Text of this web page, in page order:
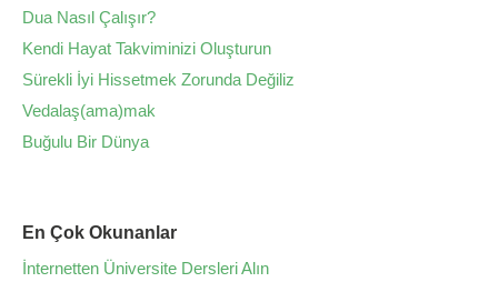
Dua Nasıl Çalışır?
Kendi Hayat Takviminizi Oluşturun
Sürekli İyi Hissetmek Zorunda Değiliz
Vedalaş(ama)mak
Buğulu Bir Dünya
En Çok Okunanlar
İnternetten Üniversite Dersleri Alın